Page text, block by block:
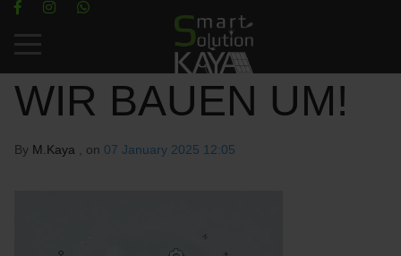
Mobile Menu Toggle
WIR BAUEN UM!
By M.Kaya , on 07 January 2025 12:05